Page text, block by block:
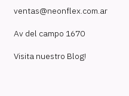
ventas@neonflex.com.ar
Av del campo 1670
Visita nuestro Blog!